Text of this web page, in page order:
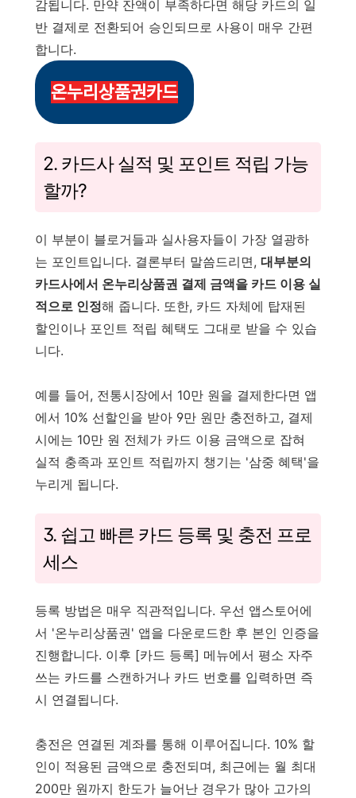
감됩니다. 만약 잔액이 부족하다면 해당 카드의 일
반 결제로 전환되어 승인되므로 사용이 매우 간편
합니다.
온누리상품권카드
2. 카드사 실적 및 포인트 적립 가능
할까?
이 부분이 블로거들과 실사용자들이 가장 열광하
는 포인트입니다. 결론부터 말씀드리면, 대부분의
카드사에서 온누리상품권 결제 금액을 카드 이용 실
적으로 인정해 줍니다. 또한, 카드 자체에 탑재된
할인이나 포인트 적립 혜택도 그대로 받을 수 있습
니다.
예를 들어, 전통시장에서 10만 원을 결제한다면 앱
에서 10% 선할인을 받아 9만 원만 충전하고, 결제
시에는 10만 원 전체가 카드 이용 금액으로 잡혀
실적 충족과 포인트 적립까지 챙기는 '삼중 혜택'을
누리게 됩니다.
3. 쉽고 빠른 카드 등록 및 충전 프로
세스
등록 방법은 매우 직관적입니다. 우선 앱스토어에
서 '온누리상품권' 앱을 다운로드한 후 본인 인증을
진행합니다. 이후 [카드 등록] 메뉴에서 평소 자주
쓰는 카드를 스캔하거나 카드 번호를 입력하면 즉
시 연결됩니다.
충전은 연결된 계좌를 통해 이루어집니다. 10% 할
인이 적용된 금액으로 충전되며, 최근에는 월 최대
200만 원까지 한도가 늘어난 경우가 많아 고가의